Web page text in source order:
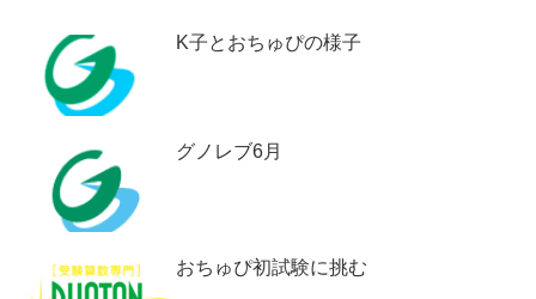
K子とおちゅぴの様子
グノレブ6月
おちゅぴ初試験に挑む